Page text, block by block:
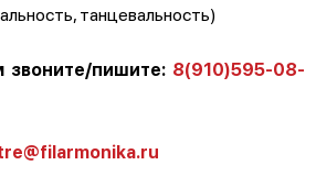
танцевальность)
звоните/пишите: 8(910)595-08-